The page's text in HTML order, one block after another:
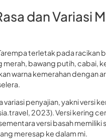
dan Variasi
terletak pada racikan
merah, bawang putih, cabai,
warna kemerahan dengan
penyajian, yakni versi
2023). Versi kering
versi basah memiliki
meresap ke dalam mi.